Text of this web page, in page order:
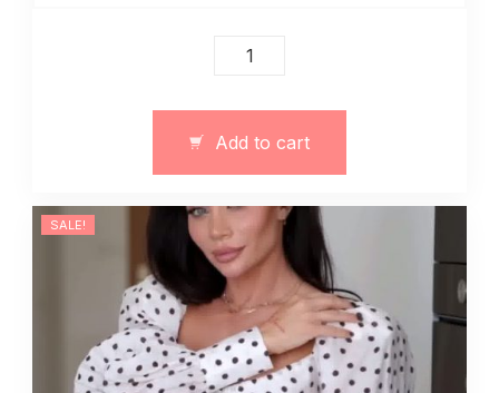
Komplet
13234
quantity
Add to cart
SALE!